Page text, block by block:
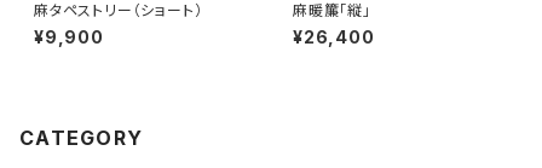
麻タペストリー（ショート）
¥9,900
麻暖簾「縦」
¥26,400
CATEGORY